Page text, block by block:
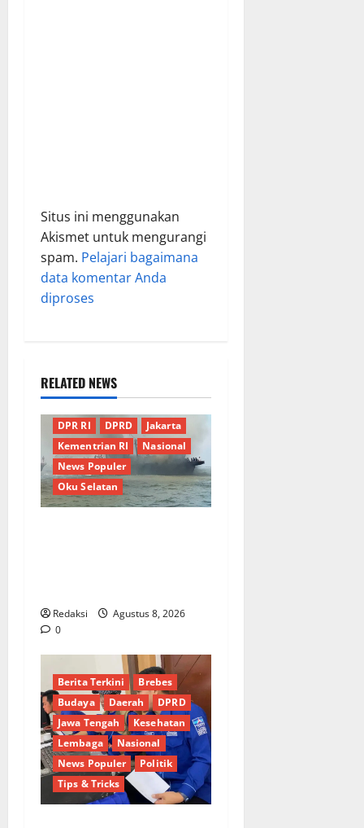
Situs ini menggunakan
Akismet untuk mengurangi
spam. Pelajari bagaimana
data komentar Anda
diproses
RELATED NEWS
DPR RI
DPRD
Jakarta
Kementrian RI
Nasional
News Populer
Oku Selatan
Redaksi
Agustus 8, 2026
0
Berita Terkini
Brebes
Budaya
Daerah
DPRD
Jawa Tengah
Kesehatan
Lembaga
Nasional
News Populer
Politik
Tips & Tricks